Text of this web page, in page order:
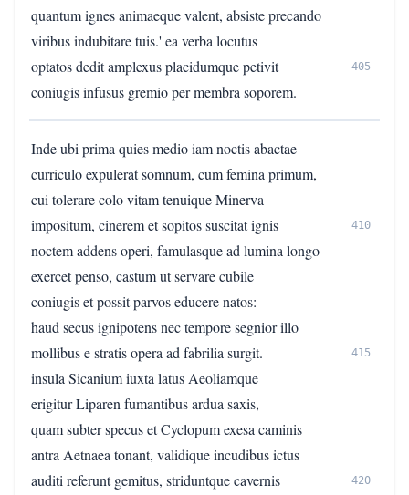
quantum ignes animaeque valent, absiste precando
viribus indubitare tuis.' ea verba locutus
optatos dedit amplexus placidumque petivit
405
coniugis infusus gremio per membra soporem.
Inde ubi prima quies medio iam noctis abactae
curriculo expulerat somnum, cum femina primum,
cui tolerare colo vitam tenuique Minerva
impositum, cinerem et sopitos suscitat ignis
410
noctem addens operi, famulasque ad lumina longo
exercet penso, castum ut servare cubile
coniugis et possit parvos educere natos:
haud secus ignipotens nec tempore segnior illo
mollibus e stratis opera ad fabrilia surgit.
415
insula Sicanium iuxta latus Aeoliamque
erigitur Liparen fumantibus ardua saxis,
quam subter specus et Cyclopum exesa caminis
antra Aetnaea tonant, validique incudibus ictus
auditi referunt gemitus, striduntque cavernis
420